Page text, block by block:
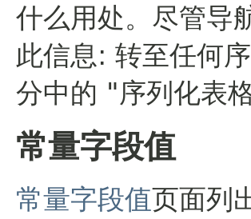
什么用处。尽管导
此信息: 转至任何
分中的 "序列化表格
常量字段值
常量字段值页面列